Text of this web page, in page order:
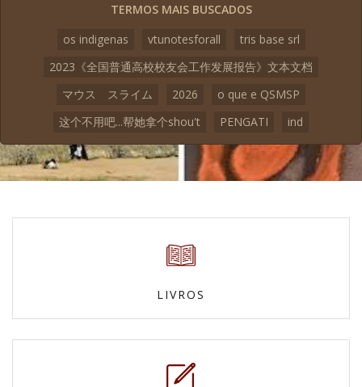
TERMOS MAIS BUSCADOS
os indigenas
vtunotesforall
tris base srl
2023《全国普通高校校友会工作发展报告》文本文档
マウス スライム
2026
o que e QSMSP
这个不用吧...帮她拿个shou't
PENGATI ind
LIVROS